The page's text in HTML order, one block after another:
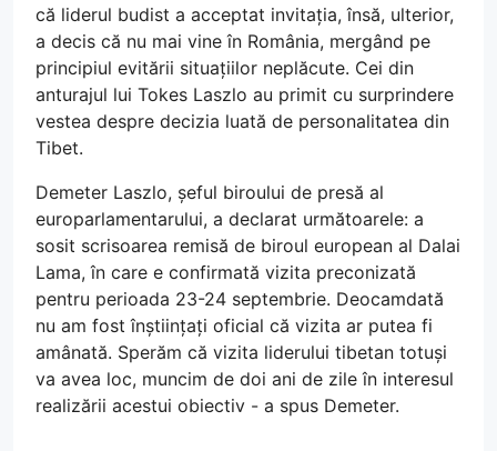
că liderul budist a acceptat invitația, însă, ulterior,
a decis că nu mai vine în România, mergând pe
principiul evitării situațiilor neplăcute. Cei din
anturajul lui Tokes Laszlo au primit cu surprindere
vestea despre decizia luată de personalitatea din
Tibet.
Demeter Laszlo, șeful biroului de presă al
europarlamentarului, a declarat următoarele: a
sosit scrisoarea remisă de biroul european al Dalai
Lama, în care e confirmată vizita preconizată
pentru perioada 23-24 septembrie. Deocamdată
nu am fost înștiințați oficial că vizita ar putea fi
amânată. Sperăm că vizita liderului tibetan totuși
va avea loc, muncim de doi ani de zile în interesul
realizării acestui obiectiv - a spus Demeter.